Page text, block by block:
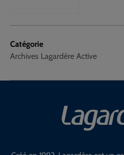
Catégorie
Archives Lagardère Active